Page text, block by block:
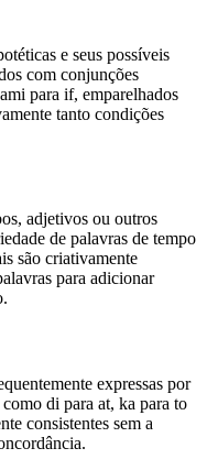
e seus possíveis
com conjunções
para if, emparelhados
tanto condições
adjetivos ou outros
de palavras de tempo
são criativamente
para adicionar
expressas por
di para at, ka para to
consistentes sem a